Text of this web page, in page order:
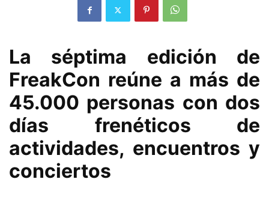
La séptima edición de
FreakCon reúne a más de
45.000 personas con dos
días frenéticos de
actividades, encuentros y
conciertos